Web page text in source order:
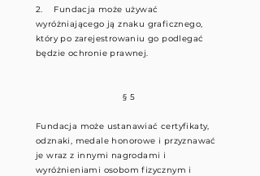
2. Fundacja może używać
wyróżniającego ją znaku graficznego,
który po zarejestrowaniu go podlegać
będzie ochronie prawnej.
§ 5
Fundacja może ustanawiać certyfikaty,
odznaki, medale honorowe i przyznawać
je wraz z innymi nagrodami i
wyróżnieniami osobom fizycznym i